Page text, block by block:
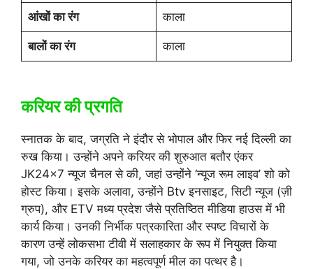
आंखों का रंग काला
बालों का रंग काला
करियर की प्रगति
स्नातक के बाद, जग्रति ने इंदौर से भोपाल और फिर नई दिल्ली का
रुख किया। उन्होंने अपने करियर की शुरुआत बतौर एंकर
JK24x7 न्यूज चैनल से की, जहां उन्होंने ‘न्यूज रूम लाइव’ शो को
होस्ट किया। इसके अलावा, उन्होंने Btv इनसाइट, सिटी न्यूज (ज़ी
ग्रुप), और ETV मध्य प्रदेश जैसे प्रतिष्ठित मीडिया हाउस में भी
कार्य किया। उनकी निर्भीक पत्रकारिता और स्पष्ट विचारों के
कारण उन्हें लोकसभा टीवी में सलाहकार के रूप में नियुक्त किया
गया, जो उनके करियर का महत्वपूर्ण मील का पत्थर है।